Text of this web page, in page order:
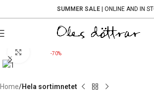
SUMMER SALE| ONLINE AND IN
-70%
Click to enlarge
Home Hela sortimnetet